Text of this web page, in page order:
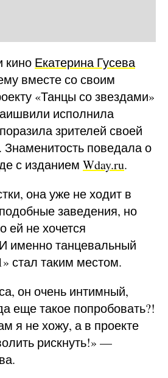
кино Екатерина Гусева
вместе со своим
«Танцы со звездами»
исполнила
зрителей своей
Знаменитость поведала о
с изданием Wday.ru.
она уже не ходит в
заведения, но
ей не хочется
именно танцевальный
стал таким местом.
он очень интимный,
еще такое попробовать?!
я не хожу, а в проекте
рискнуть!» —